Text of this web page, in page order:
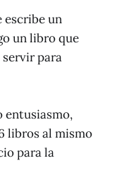
escribe un
un libro que
para
entusiasmo,
libros al mismo
para la